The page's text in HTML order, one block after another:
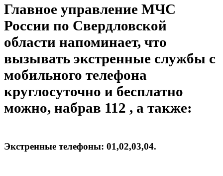
Главное управление МЧС
России по Свердловской
области напоминает, что
вызывать экстренные службы с
мобильного телефона
круглосуточно и бесплатно
можно, набрав 112 , а также:
Экстренные телефоны: 01,02,03,04.